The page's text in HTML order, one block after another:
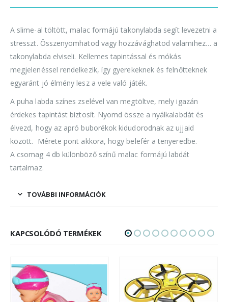
A slime-al töltött, malac formájú takonylabda segít levezetni a
stresszt. Összenyomhatod vagy hozzávághatod valamihez… a
takonylabda elviseli. Kellemes tapintással és mókás
megjelenéssel rendelkezik, így gyerekeknek és felnőtteknek
egyaránt jó élmény lesz a vele való játék.
A puha labda színes zselével van megtöltve, mely igazán
érdekes tapintást biztosít. Nyomd össze a nyálkalabdát és
élvezd, hogy az apró buborékok kidudorodnak az ujjaid
között. Mérete pont akkora, hogy belefér a tenyeredbe.
A csomag 4 db különböző színű malac formájú labdát
tartalmaz.
TOVÁBBI INFORMÁCIÓK
KAPCSOLÓDÓ TERMÉKEK